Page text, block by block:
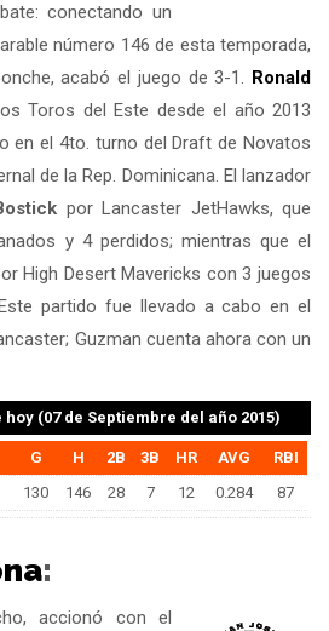
conectando un
número 146 de esta temporada,
acabó el juego de 3-1. Ronald
Toros del Este desde el año 2013
en el 4to. turno del Draft de Novatos
de la Rep. Dominicana. El lanzador
por Lancaster JetHawks, que
y 4 perdidos; mientras que el
High Desert Mavericks con 3 juegos
partido fue llevado a cabo en el
Guzman cuenta ahora con un
hoy (07 de Septiembre del año 2015)
G H 2B 3B HR AVG
RBI
130 146 28 7 12 0.284 87
:
accionó con el